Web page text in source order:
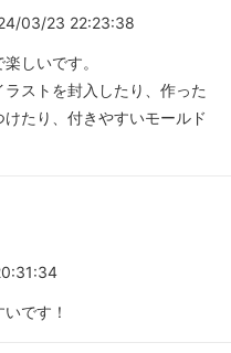
03/23 22:23:38
しいです。
ストを封入したり、作った
たり、付きやすいモールド
です！